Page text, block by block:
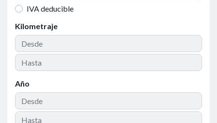
IVA deducible
Kilometraje
Año